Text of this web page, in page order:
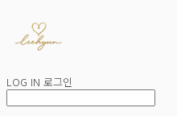
LOG IN 로그인